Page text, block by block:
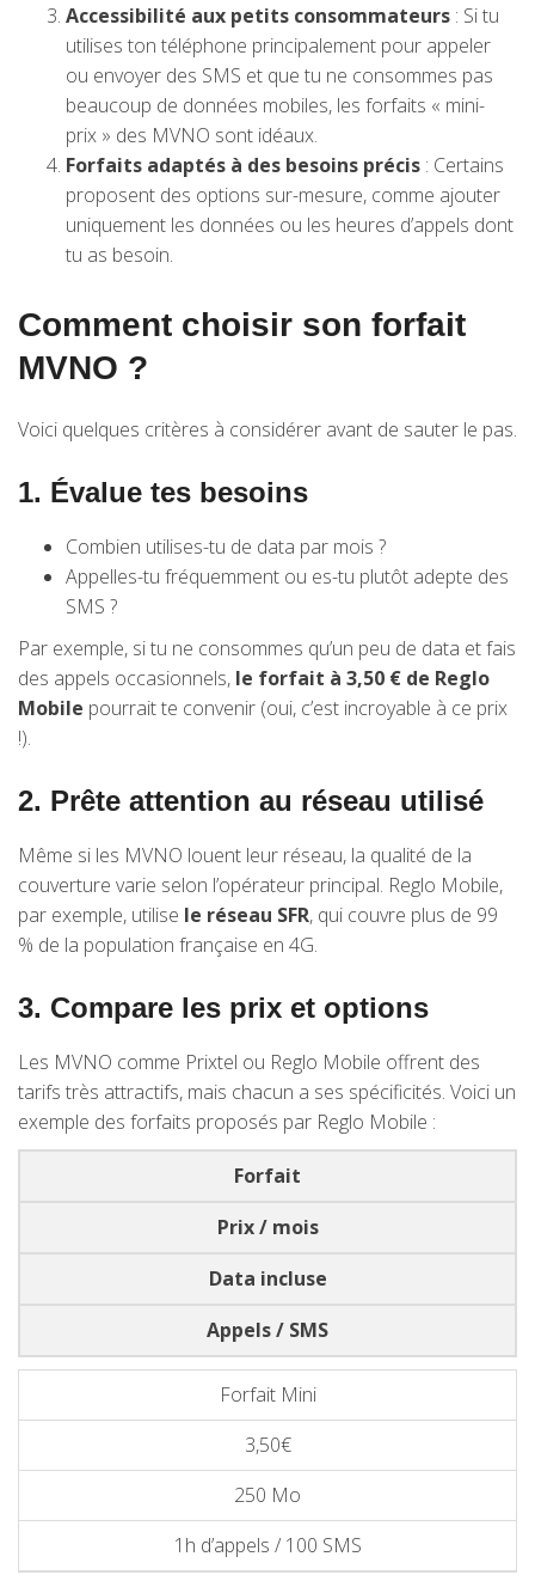
Accessibilité aux petits consommateurs : Si tu
utilises ton téléphone principalement pour appeler
ou envoyer des SMS et que tu ne consommes pas
beaucoup de données mobiles, les forfaits « mini-
prix » des MVNO sont idéaux.
Forfaits adaptés à des besoins précis : Certains
proposent des options sur-mesure, comme ajouter
uniquement les données ou les heures d’appels dont
tu as besoin.
Comment choisir son forfait
MVNO ?
Voici quelques critères à considérer avant de sauter le pas.
1. Évalue tes besoins
Combien utilises-tu de data par mois ?
Appelles-tu fréquemment ou es-tu plutôt adepte des
SMS ?
Par exemple, si tu ne consommes qu’un peu de data et fais
des appels occasionnels, le forfait à 3,50 € de Reglo
Mobile pourrait te convenir (oui, c’est incroyable à ce prix
!).
2. Prête attention au réseau utilisé
Même si les MVNO louent leur réseau, la qualité de la
couverture varie selon l’opérateur principal. Reglo Mobile,
par exemple, utilise le réseau SFR, qui couvre plus de 99
% de la population française en 4G.
3. Compare les prix et options
Les MVNO comme Prixtel ou Reglo Mobile offrent des
tarifs très attractifs, mais chacun a ses spécificités. Voici un
exemple des forfaits proposés par Reglo Mobile :
Forfait
Prix / mois
Data incluse
Appels / SMS
Forfait Mini
3,50€
250 Mo
1h d’appels / 100 SMS